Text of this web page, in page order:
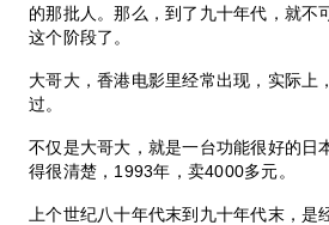
的那批人。那么，到了九十年代，就不
这个阶段了。
大哥大，香港电影里经常出现，实际上
过。
不仅是大哥大，就是一台功能很好的日
得很清楚，1993年，卖4000多元。
上个世纪八十年代末到九十年代末，是